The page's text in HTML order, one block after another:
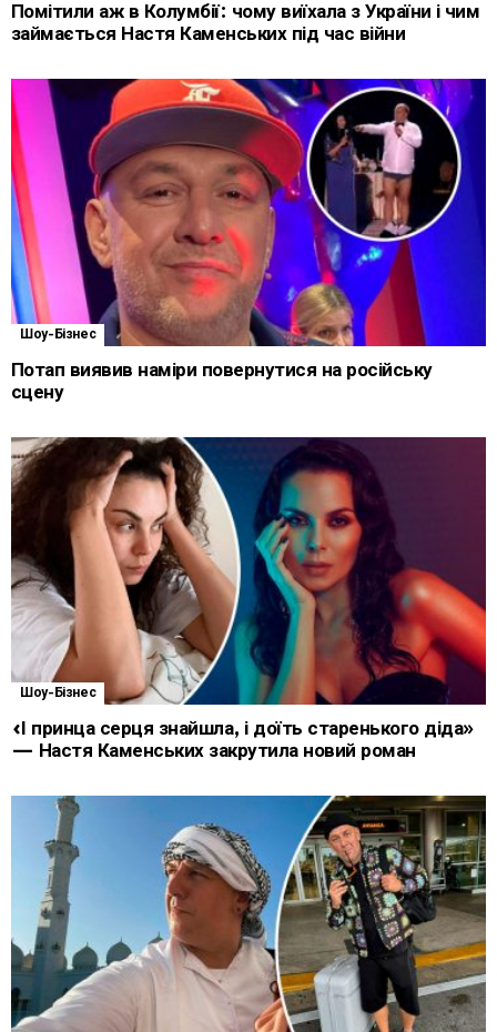
Помітили аж в Колумбії: чому виїхала з України і чим
займається Настя Каменських під час війни
Шоу-Бізнес
Потап виявив наміри повернутися на російську
сцену
Шоу-Бізнес
«І принца серця знайшла, і доїть старенького діда»
— Настя Каменських закрутила новий роман